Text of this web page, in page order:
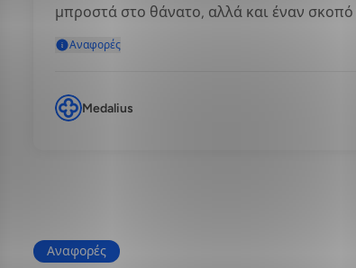
μπροστά στο θάνατο, αλλά και έναν σκοπό
Αναφορές
Medalius
Αναφορές